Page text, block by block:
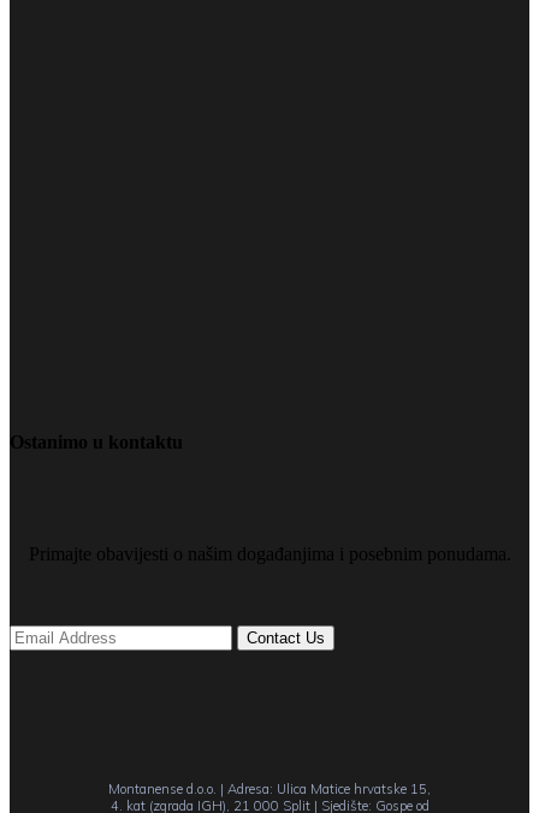
Ostanimo u kontaktu
Primajte obavijesti o našim događanjima i posebnim ponudama.
Montanense d.o.o. | Adresa: Ulica Matice hrvatske 15,
4. kat (zgrada IGH), 21 000 Split | Sjedište: Gospe od